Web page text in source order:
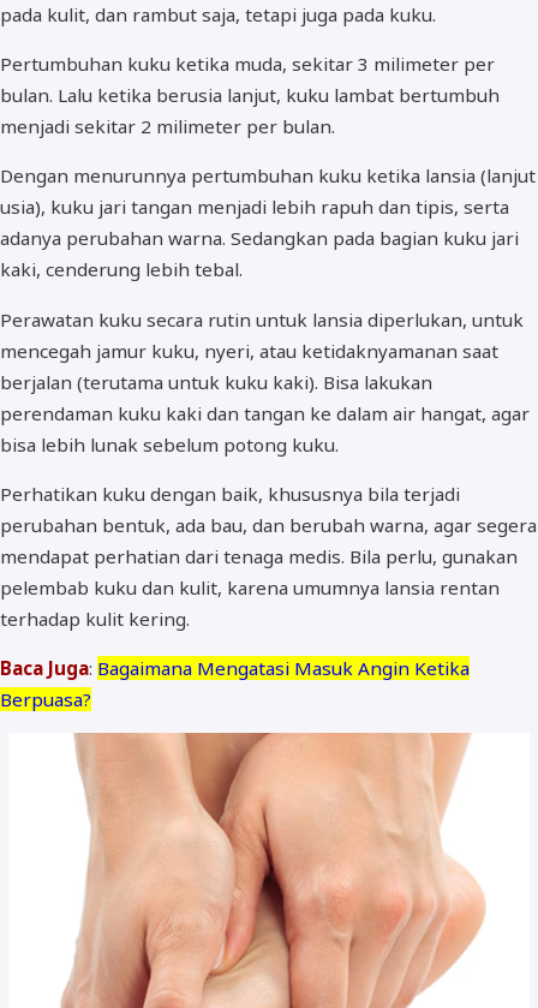
pada kulit, dan rambut saja, tetapi juga pada kuku.
Pertumbuhan kuku ketika muda, sekitar 3 milimeter per
bulan. Lalu ketika berusia lanjut, kuku lambat bertumbuh
menjadi sekitar 2 milimeter per bulan.
Dengan menurunnya pertumbuhan kuku ketika lansia (lanjut
usia), kuku jari tangan menjadi lebih rapuh dan tipis, serta
adanya perubahan warna. Sedangkan pada bagian kuku jari
kaki, cenderung lebih tebal.
Perawatan kuku secara rutin untuk lansia diperlukan, untuk
mencegah jamur kuku, nyeri, atau ketidaknyamanan saat
berjalan (terutama untuk kuku kaki). Bisa lakukan
perendaman kuku kaki dan tangan ke dalam air hangat, agar
bisa lebih lunak sebelum potong kuku.
Perhatikan kuku dengan baik, khususnya bila terjadi
perubahan bentuk, ada bau, dan berubah warna, agar segera
mendapat perhatian dari tenaga medis. Bila perlu, gunakan
pelembab kuku dan kulit, karena umumnya lansia rentan
terhadap kulit kering.
Baca Juga: Bagaimana Mengatasi Masuk Angin Ketika
Berpuasa?